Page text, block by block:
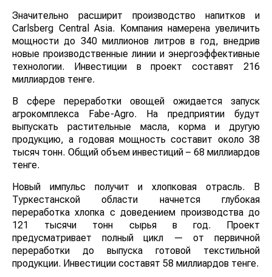
Значительно расширит производство напитков и
Carlsberg Central Asia. Компания намерена увеличить
мощности до 340 миллионов литров в год, внедрив
новые производственные линии и энергоэффективные
технологии. Инвестиции в проект составят 216
миллиардов тенге.
В сфере переработки овощей ожидается запуск
агрокомплекса Fabe-Agro. На предприятии будут
выпускать растительные масла, корма и другую
продукцию, а годовая мощность составит около 38
тысяч тонн. Общий объем инвестиций – 68 миллиардов
тенге.
Новый импульс получит и хлопковая отрасль. В
Туркестанской области начнется глубокая
переработка хлопка с доведением производства до
121 тысячи тонн сырья в год. Проект
предусматривает полный цикл — от первичной
переработки до выпуска готовой текстильной
продукции. Инвестиции составят 58 миллиардов тенге.